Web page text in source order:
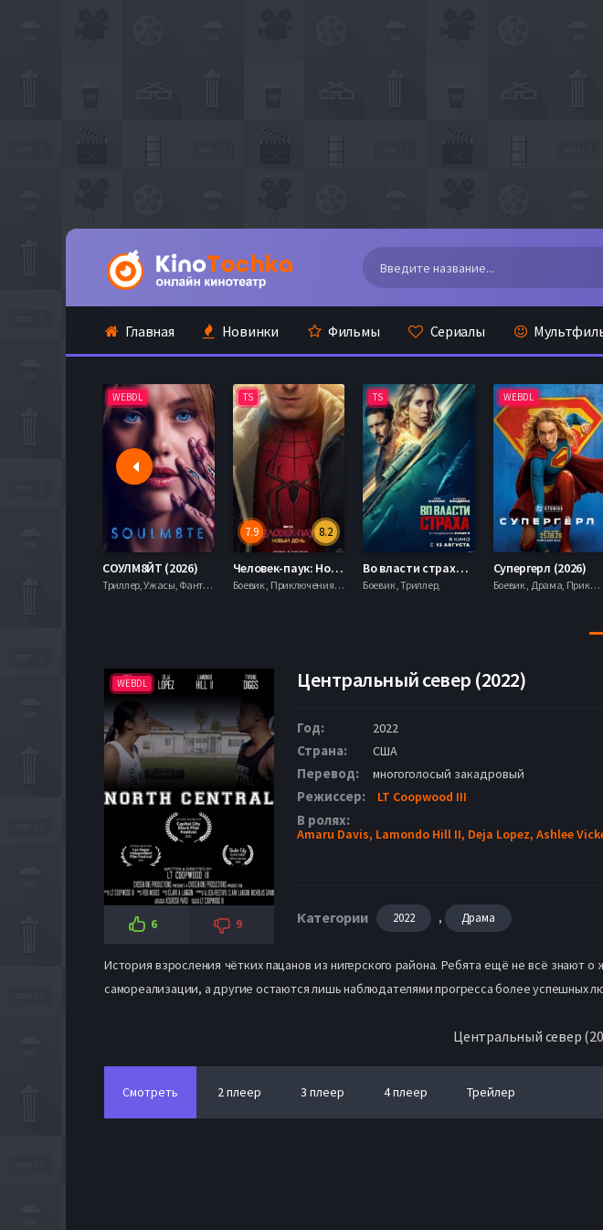
Главная Новинки Фильмы Сериалы
WEBDL
СОУЛМ8ЙТ (2026)
Триллер, Ужасы, Фантастика,
TS
8.2
7.9
Человек-паук: Новый день (2026)
Боевик , Приключения, Фантастика, Фэнтези,
TS
Во власти страха (2026)
Боевик , Триллер,
WEBDL
Супергерл (2026)
Боевик , Драма, Приключения, Фантастика,
WEBDL
6 9
Центральный север (2022)
Год: 2022
Страна: США
Перевод: многоголосый закадровый
Режиссер: LT Coopwood III
В ролях:
Amaru Davis, Lamondo Hill II, Deja Lopez, Ashlee
Категории 2022 , Драма
История взросления чётких пацанов из нигерского района. Ребята ещё не всё
самореализации, а другие остаются лишь наблюдателями прогресса более успешных
Центральный север
Смотреть 2 плеер 3 плеер 4 плеер Трейлер